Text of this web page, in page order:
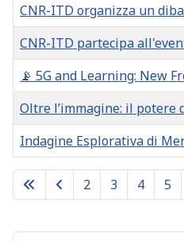
Articles
CNR-ITD organizza un
CNR-ITD partecipa
📡 5G and Learning: New
Oltre l’immagine: il potere
Indagine Esplorativa di
2 3 4 5